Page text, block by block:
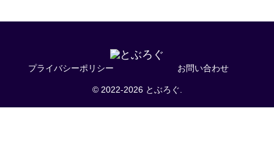
プライバシーポリシー お問い合わせ
© 2022-2026 とぶろぐ.